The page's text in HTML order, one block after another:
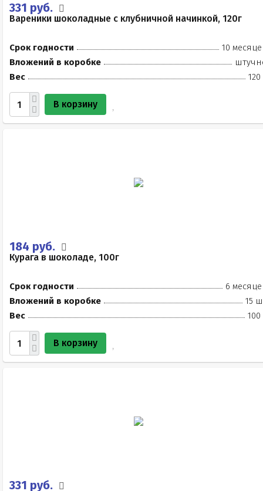
331 руб.
Вареники шоколадные с клубничной начинкой, 120г
Срок годности
10
Вложений в коробке
Вес
120
В корзину
184 руб.
Курага в шоколаде, 100г
Срок годности
6
Вложений в коробке
15
Вес
100
В корзину
331 руб.